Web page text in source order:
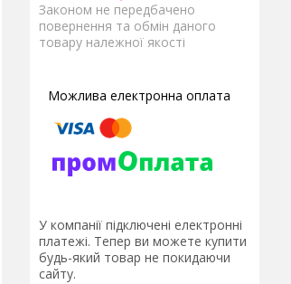
Законом не передбачено
повернення та обмін даного
товару належної якості
У компанії підключені електронні
платежі. Тепер ви можете купити
будь-який товар не покидаючи
сайту.